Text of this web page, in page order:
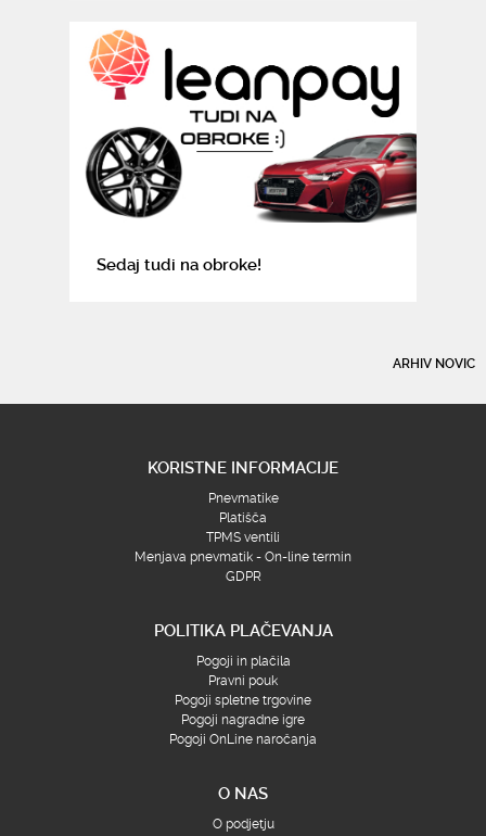
Sedaj tudi na obroke!
ARHIV NOVIC
KORISTNE INFORMACIJE
Pnevmatike
Platišča
TPMS ventili
Menjava pnevmatik - On-line termin
GDPR
POLITIKA PLAČEVANJA
Pogoji in plačila
Pravni pouk
Pogoji spletne trgovine
Pogoji nagradne igre
Pogoji OnLine naročanja
O NAS
O podjetju